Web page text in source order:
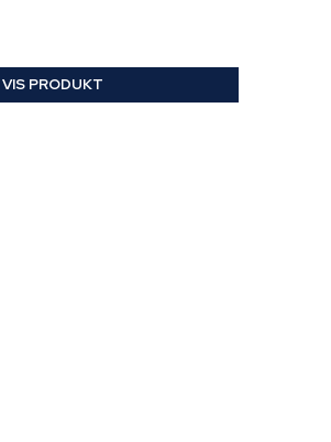
VIS PRODUKT